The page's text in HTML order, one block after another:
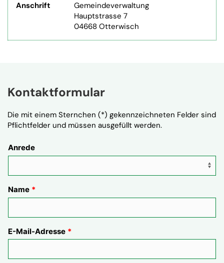
Anschrift
Gemeindeverwaltung
Hauptstrasse 7
04668 Otterwisch
Kontaktformular
Die mit einem Sternchen (*) gekennzeichneten Felder sind
Pflichtfelder und müssen ausgefüllt werden.
Anrede
Name
E-Mail-Adresse